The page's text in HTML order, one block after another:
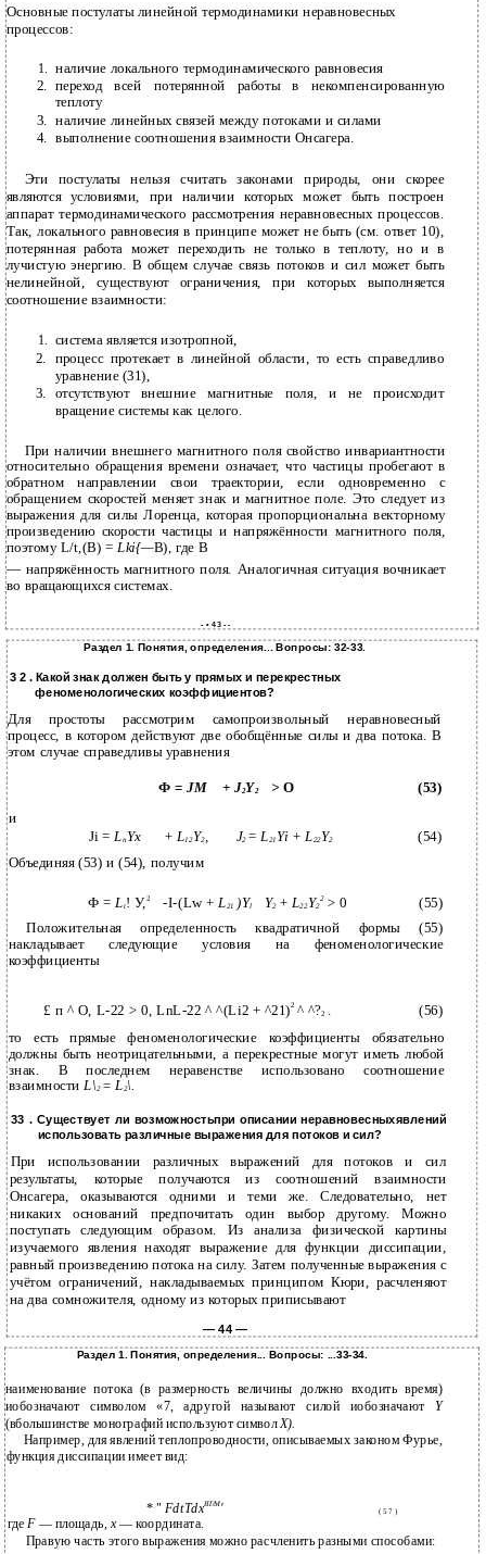
Основные постулаты линейной термодинамики неравновесных
процессов:
1. наличие локального термодинамического равновесия
2. переход всей потерянной работы в некомпенсированную
теплоту
3. наличие линейных связей между потоками и силами
4. выполнение соотношения взаимности Онсагера.
Эти постулаты нельзя считать законами природы, они скорее
являются условиями, при наличии которых может быть построен
аппарат термодинамического рассмотрения неравновесных процессов.
Так, локального равновесия в принципе может не быть (см. ответ 10),
потерянная работа может переходить не только в теплоту, но и в
лучистую энергию. В общем случае связь потоков и сил может быть
нелинейной, существуют ограничения, при которых выполняется
соотношение взаимности:
1. система является изотропной,
2.
процесс протекает в линейной области, то есть справедливо
уравнение (31),
3.
отсутствуют внешние магнитные поля, и не происходит
вращение системы как целого.
При наличии внешнего магнитного поля свойство инвариантности
относительно обращения времени означает, что частицы пробегают в
обратном направлении свои траектории, если одновременно с
обращением скоростей меняет знак и магнитное поле. Это следует из
выражения для силы Лоренца, которая пропорциональна векторному
произведению скорости частицы и напряжённости магнитного поля,
поэтому L/t,(B) =Lki{—В), где В
— напряжённость магнитного поля. Аналогичная ситуация вочникает
во вращающихся системах.
- • 4 3 - -
Раздел 1. Понятия, определения... Вопросы: 32-33.
3 2 . Какой знак должен быть у прямых и перекрестных
феноменологических коэффициентов?
Для простоты рассмотрим самопроизвольный неравновесный
процесс, в котором действуют две обобщённые силы и два потока. В
этом случае справедливы уравнения
Ф =JM + J2Y2 > О
(53)
и
Ji =Ln Yx + L12Y2, J2=L21 Yi + L22Y2 (54)
Объединяя (53) и (54), получим
Ф =Lt! У,2 -I-(Lw +L21 )Yl Y2 + L22Y2
2 > 0
(55)
Положительная определенность квадратичной формы (55)
накладывает следующие условия на феноменологические
коэффициенты
£ п ^ О, L-22 >0, LnL-22 ^ ^(Li2 + ^21)2 ^ ^?2 . (56)
то есть прямые феноменологические коэффициенты обязательно
должны быть неотрицательными, а перекрестные могут иметь любой
знак. В последнем неравенстве использовано соотношение
взаимностиL\2 = L2\.
33 . Существует ли возможностьпри описании неравновесныхявлений
использовать различные выражения для потоков и сил?
При использовании различных выражений для потоков и сил
результаты, которые получаются из соотношений взаимности
Онсагера, оказываются одними и теми же. Следовательно, нет
никаких оснований предпочитать один выбор другому. Можно
поступать следующим образом. Из анализа физической картины
изучаемого явления находят выражение для функции диссипации,
равный произведению потока на силу. Затем полученные выражения с
учётом ограничений, накладываемых принципом Кюри, расчленяют
на два сомножителя, одному из которых приписывают
— 44 —
Раздел 1. Понятия, определения... Вопросы: ...33-34.
наименование потока (в размерность величины должно входить время)
иобозначают символом «7, адругой называют силой иобозначаютY
(вбольшинстве монографий используют символX).
Например, для явлений теплопроводности, описываемых законом Фурье,
функция диссипации имеет вид:
* " FdtTdxBT/M' ( 5 7 )
гдеF — площадь, х— координата.
Правую часть этого выражения можно расчленить разными способами: